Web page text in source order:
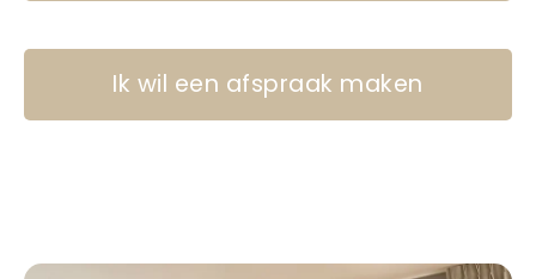
Ik wil een afspraak maken